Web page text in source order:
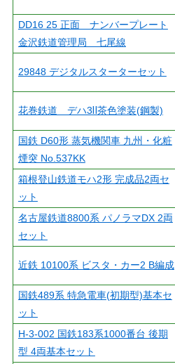
DD16 25 正面 ナンバープレート
金沢鉄道管理局 七尾線
29848 デジタルスターターセット
花巻鉄道 デハ3Ⅱ茶色塗装(鋼製)
国鉄 D60形 蒸気機関車 九州・化粧
煙突 No.537KK
箱根登山鉄道モハ2形 完成品2両セ
ット
名古屋鉄道8800系 パノラマDX 2両
セット
近鉄 10100系 ビスタ・カー2 B編成
国鉄489系 特急電車(初期型)基本セ
ット
H-3-002 国鉄183系1000番台 後期
型 4両基本セット